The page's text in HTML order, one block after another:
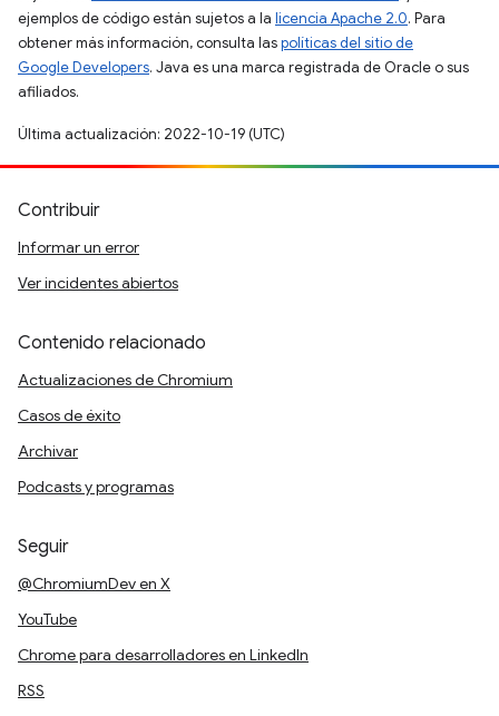
ejemplos de código están sujetos a la licencia Apache 2.0. Para
obtener más información, consulta laspolíticas del sitio de
Google Developers. Java es una marca registrada de Oracle o sus
afiliados.
Última actualización: 2022-10-19 (UTC)
Contribuir
Informar un error
Ver incidentes abiertos
Contenido relacionado
Actualizaciones de Chromium
Casos de éxito
Archivar
Podcasts y programas
Seguir
@ChromiumDev en X
YouTube
Chrome para desarrolladores en LinkedIn
RSS